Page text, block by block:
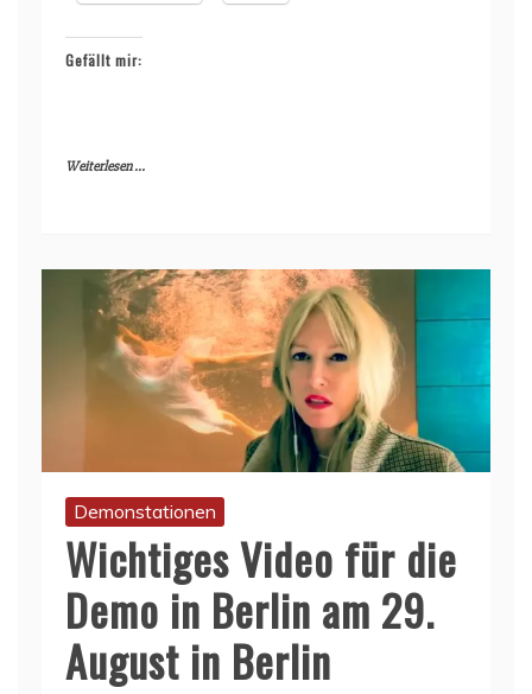
Gefällt mir:
Weiterlesen ...
Demonstationen
Wichtiges Video für die
Demo in Berlin am 29.
August in Berlin